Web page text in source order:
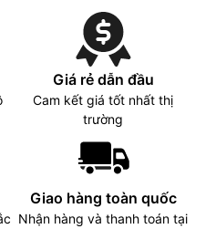
Giá rẻ dẫn đầu
Cam kết giá tốt nhất thị
trường
Giao hàng toàn quốc
Nhận hàng và thanh toán tại